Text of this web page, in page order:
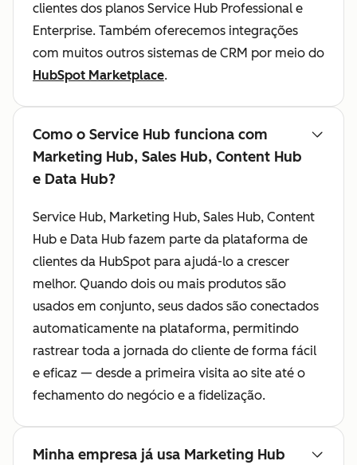
clientes dos planos Service Hub Professional e
Enterprise. Também oferecemos integrações
com muitos outros sistemas de CRM por meio do
HubSpot Marketplace.
Como o Service Hub funciona com
Marketing Hub, Sales Hub, Content Hub
e Data Hub?
Service Hub, Marketing Hub, Sales Hub, Content
Hub e Data Hub fazem parte da plataforma de
clientes da HubSpot para ajudá-lo a crescer
melhor. Quando dois ou mais produtos são
usados em conjunto, seus dados são conectados
automaticamente na plataforma, permitindo
rastrear toda a jornada do cliente de forma fácil
e eficaz — desde a primeira visita ao site até o
fechamento do negócio e a fidelização.
Minha empresa já usa Marketing Hub